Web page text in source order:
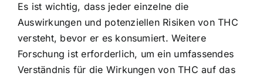
Es ist wichtig, dass jeder einzelne die
Auswirkungen und potenziellen Risiken von THC
versteht, bevor er es konsumiert. Weitere
Forschung ist erforderlich, um ein umfassendes
Verständnis für die Wirkungen von THC auf das